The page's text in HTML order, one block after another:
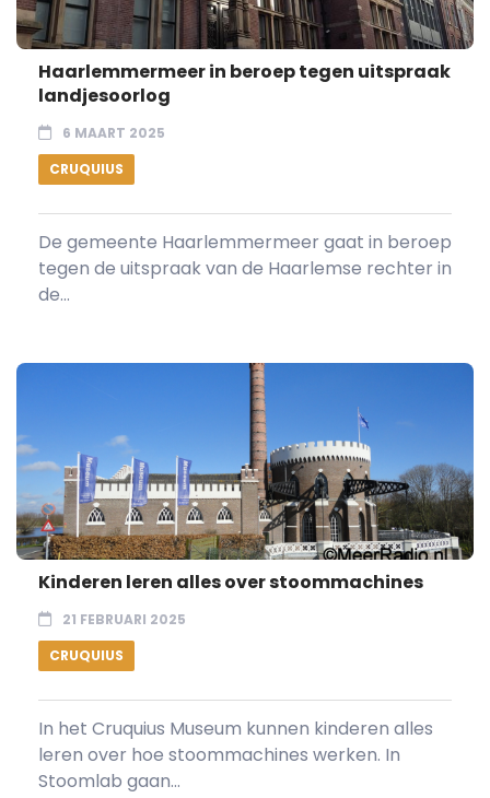
Haarlemmermeer in beroep tegen uitspraak
landjesoorlog
6 MAART 2025
CRUQUIUS
De gemeente Haarlemmermeer gaat in beroep
tegen de uitspraak van de Haarlemse rechter in
de...
Kinderen leren alles over stoommachines
21 FEBRUARI 2025
CRUQUIUS
In het Cruquius Museum kunnen kinderen alles
leren over hoe stoommachines werken. In
Stoomlab gaan...